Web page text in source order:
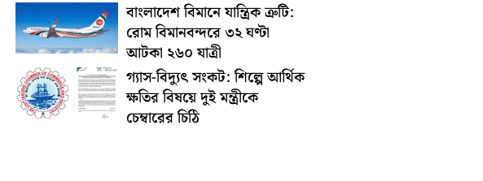
বাংলাদেশ বিমানে যান্ত্রিক ত্রুটি:
রোম বিমানবন্দরে ৩২ ঘণ্টা
আটকা ২৬০ যাত্রী
গ্যাস-বিদ্যুৎ সংকট: শিল্পে আর্থিক
ক্ষতির বিষয়ে দুই মন্ত্রীকে
চেম্বারের চিঠি